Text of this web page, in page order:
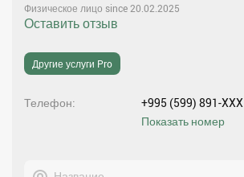
Физическое лицо since 20.02.2025
Оставить отзыв
Другие услуги Pro
Телефон
+995 (599) 891-XXX
Показать номер